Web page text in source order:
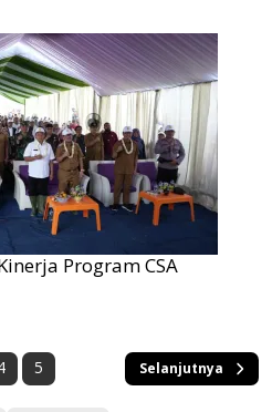
Program CSA
5 Selanjutnya